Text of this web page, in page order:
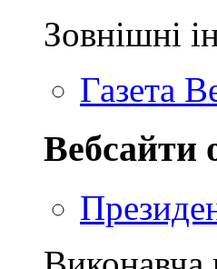
Зовнішні
Газета
Вебсайти